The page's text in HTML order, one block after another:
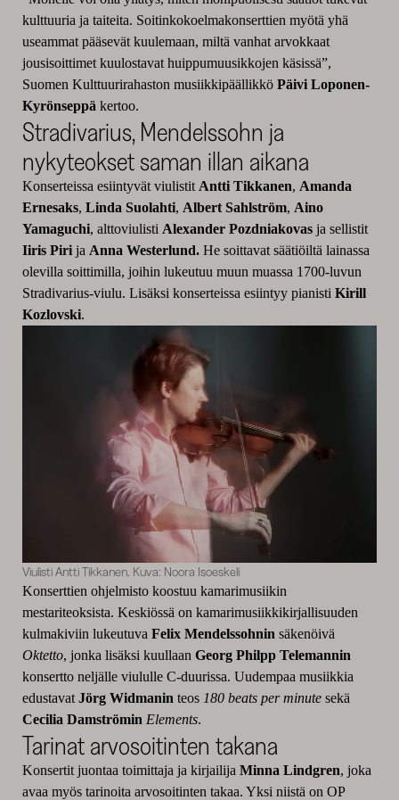
kulttuuria ja taiteita. Soitinkokoelmakonserttien myötä yhä
useammat pääsevät kuulemaan, miltä vanhat arvokkaat
jousisoittimet kuulostavat huippumuusikkojen käsissä”,
Suomen Kulttuurirahaston musiikkipäällikkö Päivi Loponen-
Kyrönseppäkertoo.
Stradivarius, Mendelssohn ja
nykyteokset saman illan aikana
Konserteissa esiintyvät viulistitAntti Tikkanen, Amanda
Ernesaks, Linda Suolahti, Albert Sahlström, Aino
Yamaguchi, alttoviulisti Alexander Pozdniakovasja sellistit
Iiris Piri ja Anna Westerlund.He soittavat säätiöiltä lainassa
olevilla soittimilla, joihin lukeutuu muun muassa 1700-luvun
Stradivarius-viulu. Lisäksi konserteissa esiintyy pianisti Kirill
Kozlovski.
Viulisti Antti Tikkanen. Kuva: Noora Isoeskeli
Konserttien ohjelmisto koostuu kamarimusiikin
mestariteoksista. Keskiössä on kamarimusiikkikirjallisuuden
kulmakiviin lukeutuva Felix Mendelssohnin säkenöivä
Oktetto, jonka lisäksi kuullaan Georg Philpp Telemannin
konsertto neljälle viululle C-duurissa. Uudempaa musiikkia
edustavat Jörg Widmanin teos 180 beats per minutesekä
Cecilia Damströmin Elements.
Tarinat arvosoitinten takana
Konsertit juontaa toimittaja ja kirjailija Minna Lindgren, joka
avaa myös tarinoita arvosoitinten takaa. Yksi niistä on OP